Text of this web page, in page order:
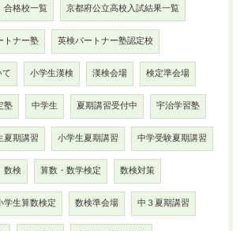
合格校一覧 京都府公立高校入試結果一覧
トナー塾 英検パートナー塾認定校
小学生漢検 漢検会場 検定準会場
塾 中学生 夏期講習受付中 宇治学習塾
夏期講習 小学生夏期講習 中学受験夏期講習
数検 算数・数学検定 数検対策
学生算数検定 数検準会場 中３夏期講習